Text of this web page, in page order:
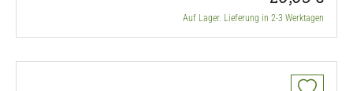
Auf Lager. Lieferung in 2-3 Werktagen